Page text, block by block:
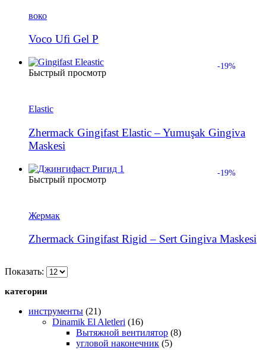
воко
Voco Ufi Gel P
-19%
Быстрый просмотр
Elastic
Zhermack Gingifast Elastic – Yumuşak Gingiva
Maskesi
-19%
Быстрый просмотр
Жермак
Zhermack Gingifast Rigid – Sert Gingiva Maskesi
Показать:
категории
инструменты (21)
Dinamik El Aletleri (16)
Вытяжной вентилятор (8)
угловой наконечник (5)